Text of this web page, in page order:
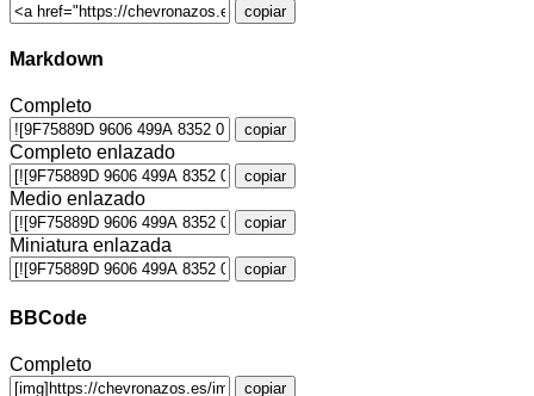
copiar
Markdown
Completo
copiar
Completo enlazado
copiar
Medio enlazado
copiar
Miniatura enlazada
copiar
BBCode
Completo
copiar